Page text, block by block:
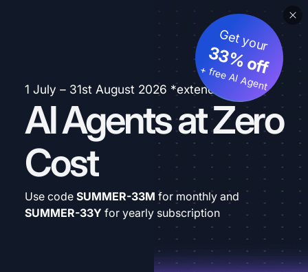
1 July – 31st August 2026 *extended
AI Agents at Zero
Cost
Get your
33% off
+ free AI Agent
Use code SUMMER-33M for monthly and
SUMMER-33Y for yearly subscription